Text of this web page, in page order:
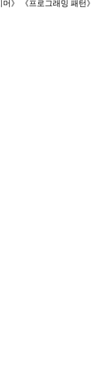
》 《프로그래밍 패턴》